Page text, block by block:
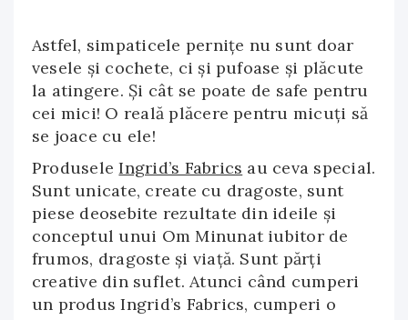
Astfel, simpaticele perniţe nu sunt doar
vesele și cochete, ci și pufoase și plăcute
la atingere. Și cât se poate de safe pentru
cei mici! O reală plăcere pentru micuți să
se joace cu ele!
ProduseleIngrid’s Fabrics au ceva special.
Sunt unicate, create cu dragoste, sunt
piese deosebite rezultate din ideile și
conceptul unui Om Minunat iubitor de
frumos, dragoste și viață. Sunt părți
creative din suflet. Atunci când cumperi
un produs Ingrid’s Fabrics, cumperi o